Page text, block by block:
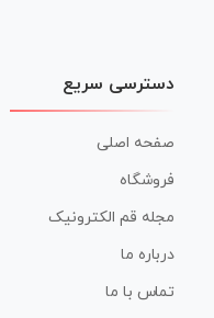
دسترسی سریع
صفحه اصلی
فروشگاه
مجله قم الکترونیک
درباره ما
تماس با ما